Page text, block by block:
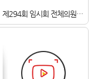
제294회 임시회 전체의원간담회